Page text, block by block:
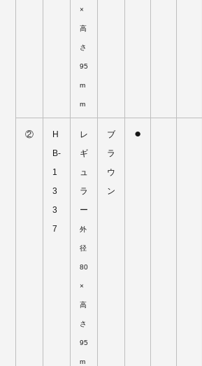
×
高
さ
95
m
m
②
H
B-
1
3
3
7
レ
ギ
ュ
ラ
ー
外
径
80
×
高
さ
95
m
ブ
ラ
ウ
ン
●